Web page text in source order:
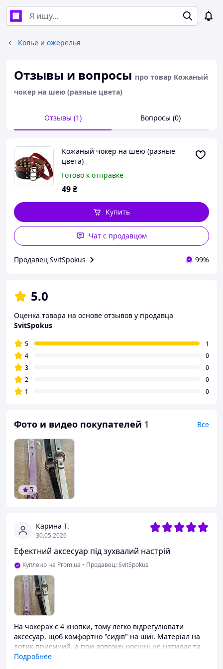
Колье и ожерелья
Отзывы и вопросы про товар Кожаный
чокер на шею (разные цвета)
Отзывы (1) Вопросы (0)
Карина Т.
30.05.2026
Ефектний аксесуар під зухвалий настрій
Куплено на Prom.ua • Продавец: SvitSpokus
На чокерах є 4 кнопки, тому легко відрегулювати
аксесуар, щоб комфортно "сидів" на шиї. Матеріал на
дотик приємний, а при довгому носінні не натирає та
не заважає. Що мені подобається, то з будь-яким
Подробнее
Кожаный чокер на шею (разные
цвета)
Готово к отправке
49₴
Купить
Чат с продавцом
Продавец SvitSpokus 99%
5.0
Оценка товара на основе отзывов у продавца
SvitSpokus
5
1
4
0
3
0
2
0
1
0
Фото и видео покупателей 1 Все
5